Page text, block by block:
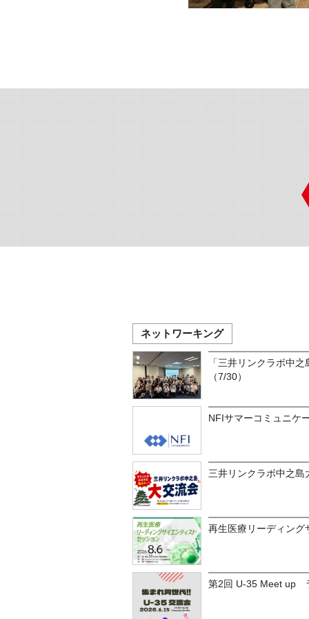
ネットワーキング
「三井リンクラボ中
（7/30）
NFIサマーコミュニケ
三井リンクラボ中之島
再生医療リーディング
第2回 U-35 Meet up